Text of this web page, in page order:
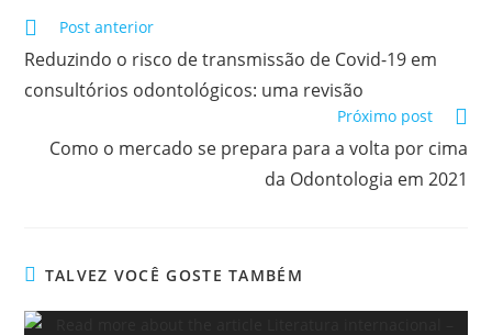
Post anterior
Reduzindo o risco de transmissão de Covid-19 em
consultórios odontológicos: uma revisão
Próximo post
Como o mercado se prepara para a volta por cima
da Odontologia em 2021
TALVEZ VOCÊ GOSTE TAMBÉM